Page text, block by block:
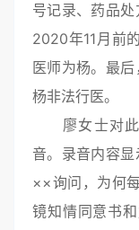
号记录、药品处
2020年11月前
医师为杨。最
杨非法行医。
廖女士对此
音。录音内容
××询问，为何
镜知情同意书